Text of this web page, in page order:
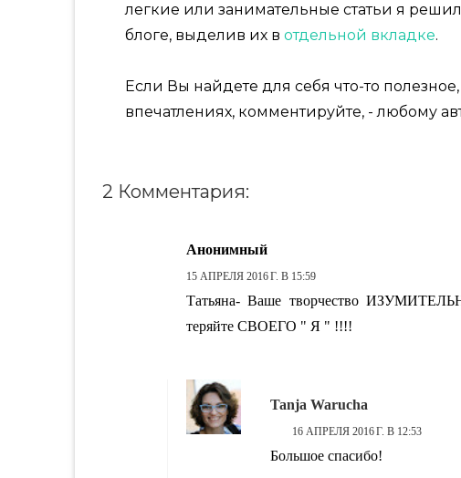
легкие или занимательные статьи я
блоге, выделив их в отдельной вкладке.
Если Вы найдете для себя что-то
впечатлениях, комментируйте, - любому
2 Комментария:
Анонимный
15 АПРЕЛЯ 2016 Г. В 15:59
Татьяна- Ваше творчество
теряйте СВОЕГО " Я " !!!!
Tanja Warucha
16 АПРЕЛЯ 2016 Г. В 12:53
Большое спасибо!